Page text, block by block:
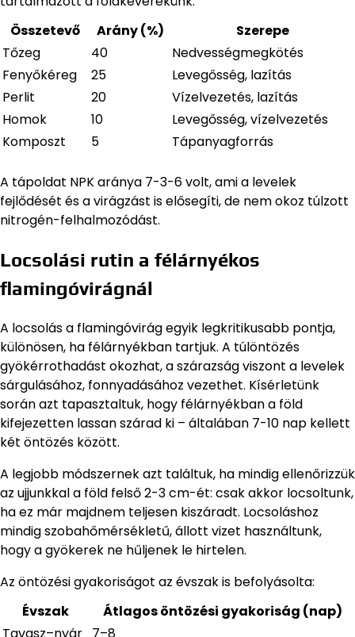
Összetevő
Arány (%)
Szerepe
Tőzeg
40
Nedvességmegkötés
Fenyőkéreg
25
Levegősség, lazítás
Perlit
20
Vízelvezetés, lazítás
Homok
10
Levegősség, vízelvezetés
Komposzt
5 Tápanyagforrás
A tápoldat NPK aránya 7-3-6 volt, ami a levelek
fejlődését és a virágzást is elősegíti, de nem okoz túlzott
nitrogén-felhalmozódást.
Locsolási rutin a félárnyékos
flamingóvirágnál
A locsolás a flamingóvirág egyik legkritikusabb pontja,
különösen, ha félárnyékban tartjuk. A túlöntözés
gyökérrothadást okozhat, a szárazság viszont a levelek
sárgulásához, fonnyadásához vezethet. Kísérletünk
során azt tapasztaltuk, hogy félárnyékban a föld
kifejezetten lassan szárad ki – általában 7-10 nap kellett
két öntözés között.
A legjobb módszernek azt találtuk, ha mindig ellenőrizzük
az ujjunkkal a föld felső 2-3 cm-ét: csak akkor locsoltunk,
ha ez már majdnem teljesen kiszáradt. Locsoláshoz
mindig szobahőmérsékletű, állott vizet használtunk,
hogy a gyökerek ne hűljenek le hirtelen.
Az öntözési gyakoriságot az évszak is befolyásolta:
Évszak
Átlagos öntözési gyakoriság (nap)